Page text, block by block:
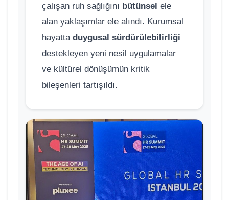
çalışan ruh sağlığını bütünsel ele
alan yaklaşımlar ele alındı. Kurumsal
hayatta duygusal sürdürülebilirliği
destekleyen yeni nesil uygulamalar
ve kültürel dönüşümün kritik
bileşenleri tartışıldı.